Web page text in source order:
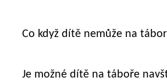
Co když dítě nemůže na
Je možné dítě na táboře